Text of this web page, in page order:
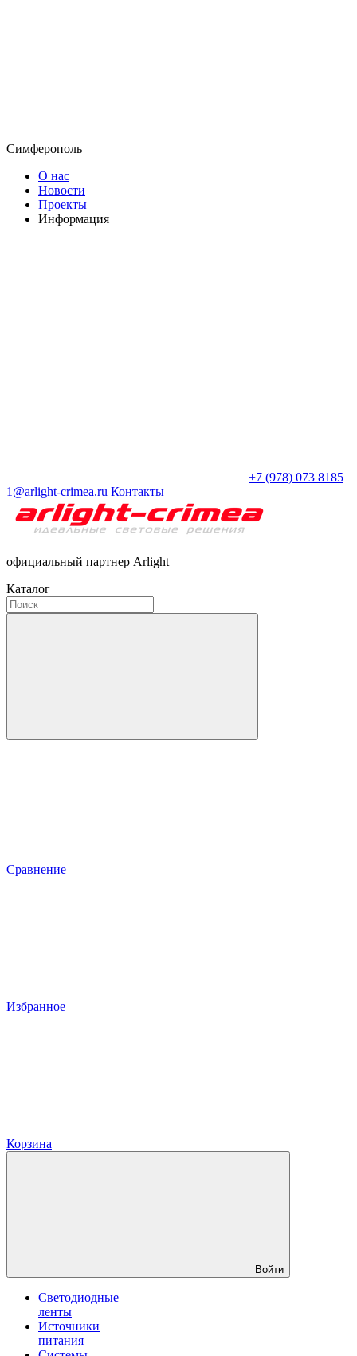
Симферополь
О нас
Новости
Проекты
Информация
+7 (978) 073 8185
1@arlight-crimea.ru Контакты
официальный партнер Arlight
Каталог
Сравнение
Избранное
Корзина
Войти
Светодиодные
ленты
Источники
питания